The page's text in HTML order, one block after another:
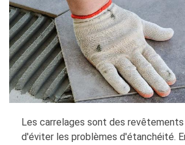
Les carrelages sont des
d'éviter les problèmes d'étanchéité.